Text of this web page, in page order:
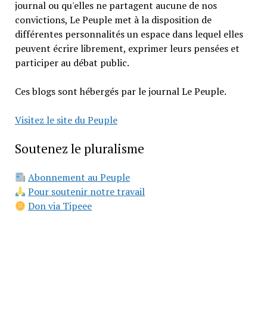
journal ou qu'elles ne partagent aucune de nos
convictions, Le Peuple met à la disposition de
différentes personnalités un espace dans lequel elles
peuvent écrire librement, exprimer leurs pensées et
participer au débat public.
Ces blogs sont hébergés par le journal Le Peuple.
Visitez le site du Peuple
Soutenez le pluralisme
Abonnement au Peuple
Pour soutenir notre travail
Don via Tipeee